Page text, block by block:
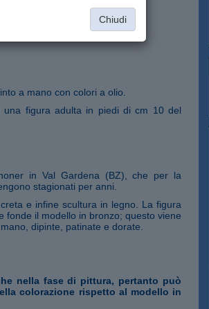
Chiudi
a mano con colori a olio.
una figura adulta in piedi di cm 10 del
in Val Gardena (BZ), che per la
stagionati per anni.
e infine scultura in legno. La figura
fonde il modello in bronzo; questo viene
dipinte, patinate e dorate.
nella fase di pittura, pertanto può
colorazione rispetto al modello in